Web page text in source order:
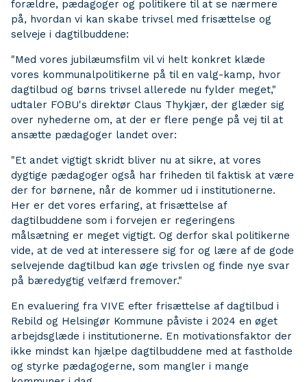
forældre, pædagoger og politikere til at se nærmere
på, hvordan vi kan skabe trivsel med frisættelse og
selveje i dagtilbuddene:
"Med vores jubilæumsfilm vil vi helt konkret klæde
vores kommunalpolitikerne på til en valg-kamp, hvor
dagtilbud og børns trivsel allerede nu fylder meget,"
udtaler FOBU's direktør Claus Thykjær, der glæder sig
over nyhederne om, at der er flere penge på vej til at
ansætte pædagoger landet over:
"Et andet vigtigt skridt bliver nu at sikre, at vores
dygtige pædagoger også har friheden til faktisk at være
der for børnene, når de kommer ud i institutionerne.
Her er det vores erfaring, at frisættelse af
dagtilbuddene som i forvejen er regeringens
målsætning er meget vigtigt. Og derfor skal politikerne
vide, at de ved at interessere sig for og lære af de gode
selvejende dagtilbud kan øge trivslen og finde nye svar
på bæredygtig velfærd fremover."
En evaluering fra VIVE efter frisættelse af dagtilbud i
Rebild og Helsingør Kommune påviste i 2024 en øget
arbejdsglæde i institutionerne. En motivationsfaktor der
ikke mindst kan hjælpe dagtilbuddene med at fastholde
og styrke pædagogerne, som mangler i mange